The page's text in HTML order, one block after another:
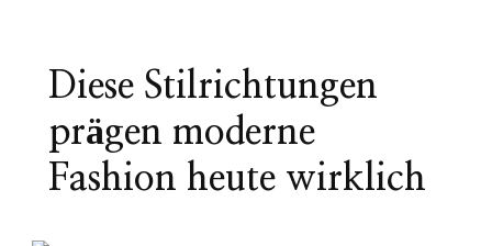
Diese Stilrichtungen
prägen moderne
Fashion heute wirklich